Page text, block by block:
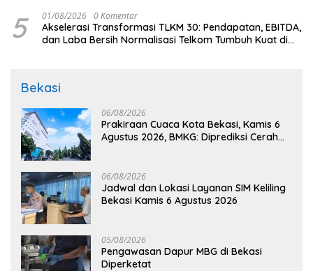
5 01/08/2026 0 Komentar
Akselerasi Transformasi TLKM 30: Pendapatan, EBITDA,
dan Laba Bersih Normalisasi Telkom Tumbuh Kuat di
Bekasi
06/08/2026
Prakiraan Cuaca Kota Bekasi, Kamis 6
Agustus 2026, BMKG: Diprediksi Cerah
06/08/2026
Jadwal dan Lokasi Layanan SIM Keliling
Bekasi Kamis 6 Agustus 2026
05/08/2026
Pengawasan Dapur MBG di Bekasi
Diperketat